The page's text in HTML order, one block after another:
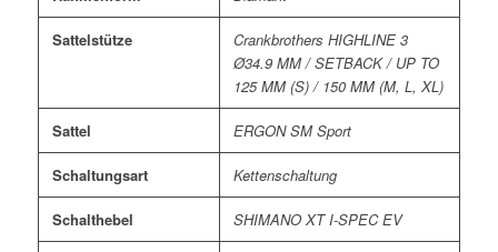
Sattelstütze
Crankbrothers HIGHLINE 3
Ø34.9 MM / SETBACK / UP TO
125 MM (S) / 150 MM (M, L, XL)
Sattel ERGON SM Sport
Schaltungsart Kettenschaltung
Schalthebel SHIMANO XT I-SPEC EV